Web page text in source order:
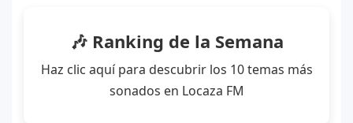
🎶 Ranking de la Semana
Haz clic aquí para descubrir los 10 temas más
sonados en Locaza FM